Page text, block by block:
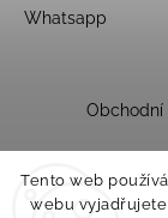
Tento web
webu
Whatsapp
Obchodní